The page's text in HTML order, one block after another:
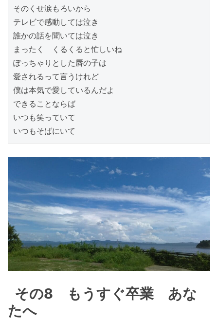
そのくせ涙もろいから
テレビで感動しては泣き
誰かの話を聞いては泣き
まったく　くるくると忙しいね
ぽっちゃりとした唇の子は
愛されるって言うけれど
僕は本気で愛しているんだよ
できることならば
いつも笑っていて
いつもそばにいて
その8 もうすぐ卒業 あな
たへ